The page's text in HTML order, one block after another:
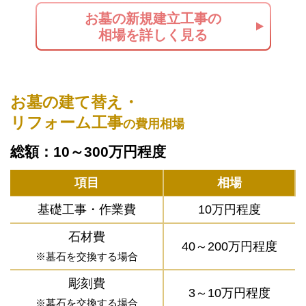
お墓の新規建立工事の
相場を詳しく見る
お墓の建て替え・
リフォーム工事の費用相場
総額：10～300万円程度
項目
相場
基礎工事・作業費
10万円程度
石材費
※墓石を交換する場合
40～200万円程度
彫刻費
※墓石を交換する場合
3～10万円程度